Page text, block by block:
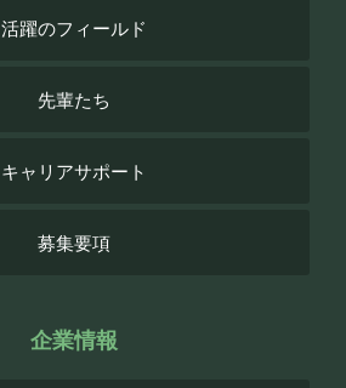
活躍のフィールド
先輩たち
キャリアサポート
募集要項
企業情報